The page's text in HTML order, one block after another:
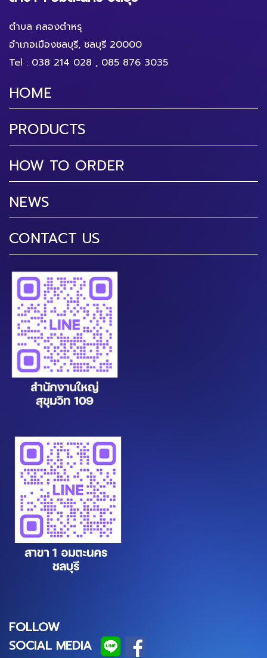
ตำบล คลองตำหรุ
อำเภอเมืองชลบุรี, ชลบุรี 20000
Tel : 038 214 028 , 085 876 3035
HOME
PRODUCTS
HOW TO ORDER
NEWS
CONTACT US
FOLLOW
SOCIAL MEDIA